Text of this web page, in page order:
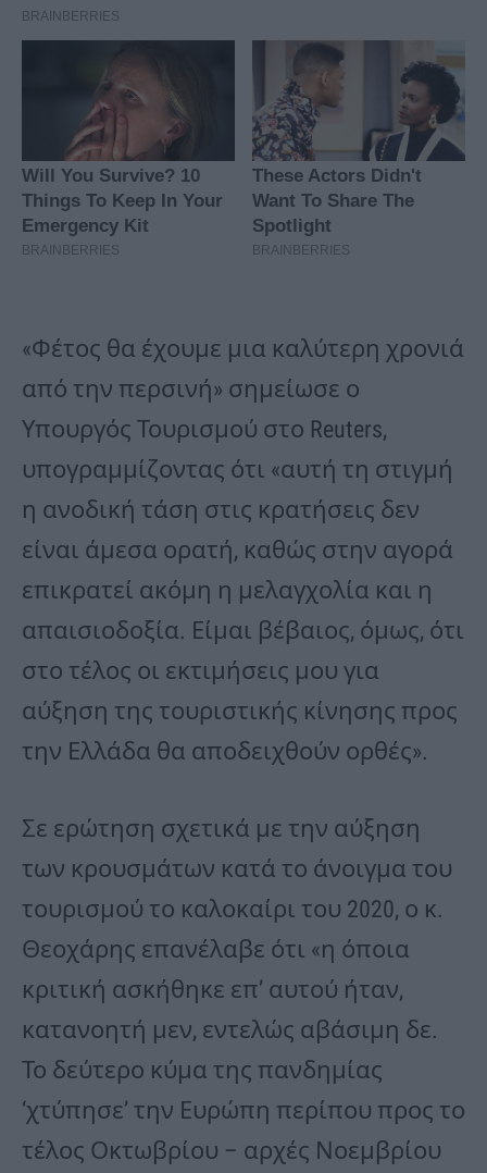
«Φέτος θα έχουμε μια καλύτερη χρονιά
από την περσινή» σημείωσε ο
Υπουργός Τουρισμού στο Reuters,
υπογραμμίζοντας ότι «αυτή τη στιγμή
η ανοδική τάση στις κρατήσεις δεν
είναι άμεσα ορατή, καθώς στην αγορά
επικρατεί ακόμη η μελαγχολία και η
απαισιοδοξία. Είμαι βέβαιος, όμως, ότι
στο τέλος οι εκτιμήσεις μου για
αύξηση της τουριστικής κίνησης προς
την Ελλάδα θα αποδειχθούν ορθές».
Σε ερώτηση σχετικά με την αύξηση
των κρουσμάτων κατά το άνοιγμα του
τουρισμού το καλοκαίρι του 2020, ο κ.
Θεοχάρης επανέλαβε ότι «η όποια
κριτική ασκήθηκε επ’ αυτού ήταν,
κατανοητή μεν, εντελώς αβάσιμη δε.
Το δεύτερο κύμα της πανδημίας
‘χτύπησε’ την Ευρώπη περίπου προς το
τέλος Οκτωβρίου – αρχές Νοεμβρίου